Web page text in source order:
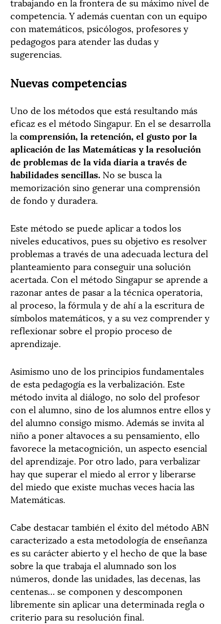
competencia. Y además cuentan con un equipo
con matemáticos, psicólogos, profesores y
pedagogos para atender las dudas y
sugerencias.
Nuevas competencias
Uno de los métodos que está resultando más
eficaz es el método Singapur. En el se desarrolla
la comprensión, la retención, el gusto por la
aplicación de las Matemáticas y la resolución
de problemas de la vida diaria a través de
habilidades sencillas. No se busca la
memorización sino generar una comprensión
de fondo y duradera.
Este método se puede aplicar a todos los
niveles educativos, pues su objetivo es resolver
problemas a través de una adecuada lectura del
planteamiento para conseguir una solución
acertada. Con el método Singapur se aprende a
razonar antes de pasar a la técnica operatoria,
al proceso, la fórmula y de ahí a la escritura de
símbolos matemáticos, y a su vez comprender y
reflexionar sobre el propio proceso de
aprendizaje.
Asimismo uno de los principios fundamentales
de esta pedagogía es la verbalización. Este
método invita al diálogo, no solo del profesor
con el alumno, sino de los alumnos entre ellos y
del alumno consigo mismo. Además se invita al
niño a poner altavoces a su pensamiento, ello
favorece la metacognición, un aspecto esencial
del aprendizaje. Por otro lado, para verbalizar
hay que superar el miedo al error y liberarse
del miedo que existe muchas veces hacia las
Matemáticas.
Cabe destacar también el éxito del método ABN
caracterizado a esta metodología de enseñanza
es su carácter abierto y el hecho de que la base
sobre la que trabaja el alumnado son los
números, donde las unidades, las decenas, las
centenas… se componen y descomponen
libremente sin aplicar una determinada regla o
criterio para su resolución final.